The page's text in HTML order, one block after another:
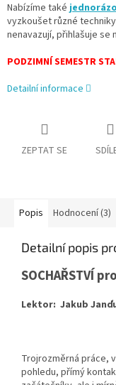
Nabízíme také
vyzkoušet různé
nenavazují, přihlašuje se
PODZIMNÍ SEMESTR
Detailní informace
ZEPTAT SE
Popis Hodnocení (3)
Detailní popis
SOCHAŘSTVÍ
Lektor: Jakub
Trojrozměrná práce,
pohledu, přímý